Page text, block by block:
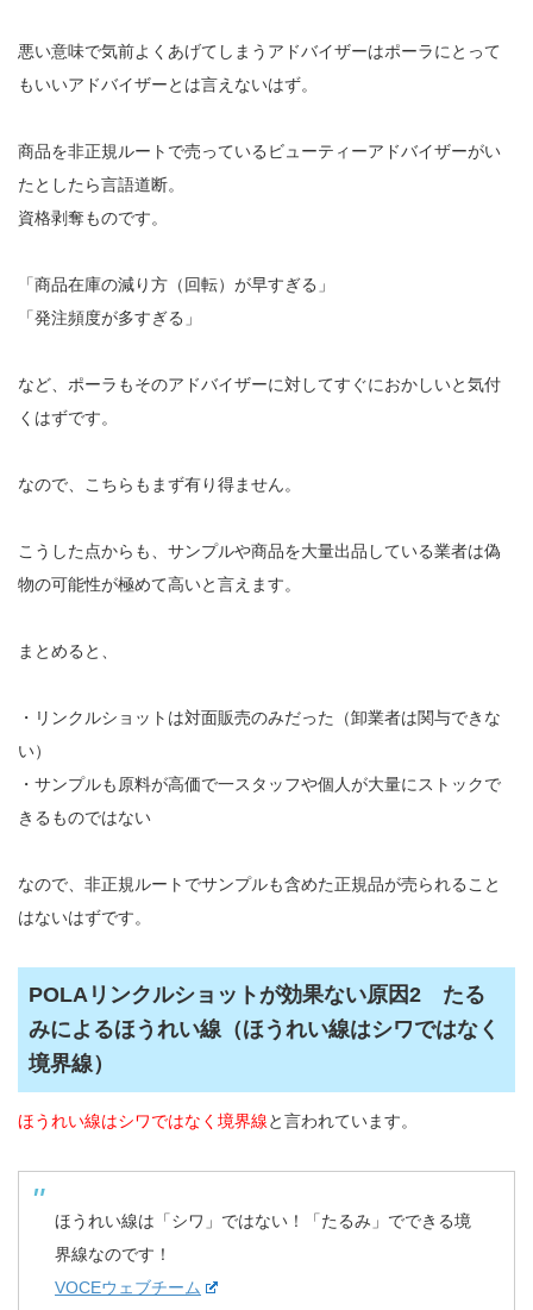
悪い意味で気前よくあげてしまうアドバイザーはポーラにとって
もいいアドバイザーとは言えないはず。
商品を非正規ルートで売っているビューティーアドバイザーがい
たとしたら言語道断。
資格剥奪ものです。
「商品在庫の減り方（回転）が早すぎる」
「発注頻度が多すぎる」
など、ポーラもそのアドバイザーに対してすぐにおかしいと気付
くはずです。
なので、こちらもまず有り得ません。
こうした点からも、サンプルや商品を大量出品している業者は偽
物の可能性が極めて高いと言えます。
まとめると、
・リンクルショットは対面販売のみだった（卸業者は関与できな
い）
・サンプルも原料が高価で一スタッフや個人が大量にストックで
きるものではない
なので、非正規ルートでサンプルも含めた正規品が売られること
はないはずです。
POLAリンクルショットが効果ない原因2 たる
みによるほうれい線（ほうれい線はシワではなく
境界線）
ほうれい線はシワではなく境界線と言われています。
ほうれい線は「シワ」ではない！「たるみ」でできる境
界線なのです！
VOCEウェブチーム